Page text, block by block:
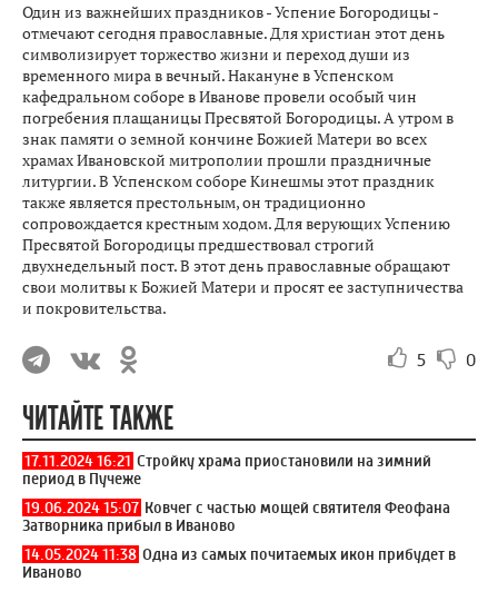
Один из важнейших праздников - Успение Богородицы -
отмечают сегодня православные. Для христиан этот день
символизирует торжество жизни и переход души из
временного мира в вечный. Накануне в Успенском
кафедральном соборе в Иванове провели особый чин
погребения плащаницы Пресвятой Богородицы. А утром в
знак памяти о земной кончине Божией Матери во всех
храмах Ивановской митрополии прошли праздничные
литургии. В Успенском соборе Кинешмы этот праздник
также является престольным, он традиционно
сопровождается крестным ходом. Для верующих Успению
Пресвятой Богородицы предшествовал строгий
двухнедельный пост. В этот день православные обращают
свои молитвы к Божией Матери и просят ее заступничества
и покровительства.
5 0
ЧИТАЙТЕ ТАКЖЕ
17.11.2024 16:21 Стройку храма приостановили на зимний
период в Пучеже
19.06.2024 15:07 Ковчег с частью мощей святителя Феофана
Затворника прибыл в Иваново
14.05.2024 11:38 Одна из самых почитаемых икон прибудет в
Иваново